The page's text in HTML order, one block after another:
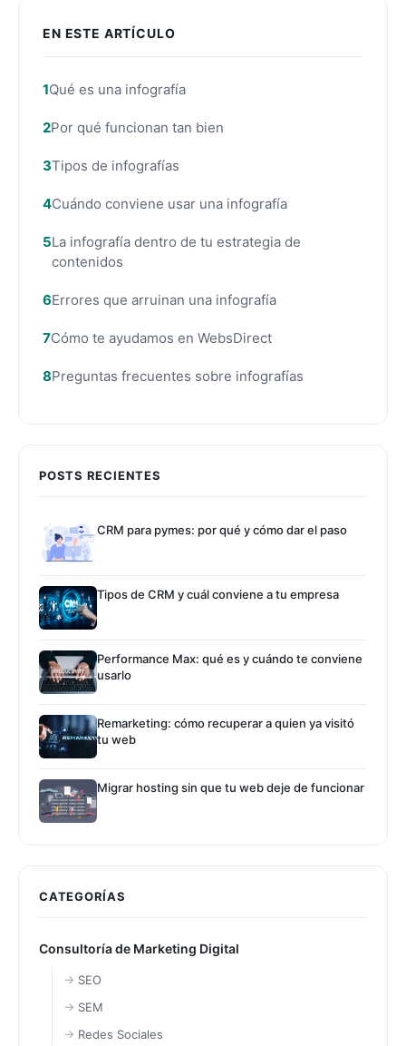
EN ESTE ARTÍCULO
Qué es una infografía
Por qué funcionan tan bien
Tipos de infografías
Cuándo conviene usar una infografía
La infografía dentro de tu estrategia de
contenidos
Errores que arruinan una infografía
Cómo te ayudamos en WebsDirect
Preguntas frecuentes sobre infografías
POSTS RECIENTES
CRM para pymes: por qué y cómo dar el paso
Tipos de CRM y cuál conviene a tu empresa
Performance Max: qué es y cuándo te conviene
usarlo
Remarketing: cómo recuperar a quien ya visitó
tu web
Migrar hosting sin que tu web deje de funcionar
CATEGORÍAS
Consultoría de Marketing Digital
SEO
SEM
Redes Sociales